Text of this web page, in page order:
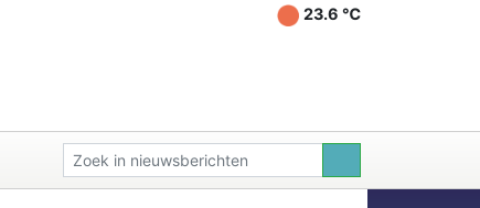
23.6 ℃